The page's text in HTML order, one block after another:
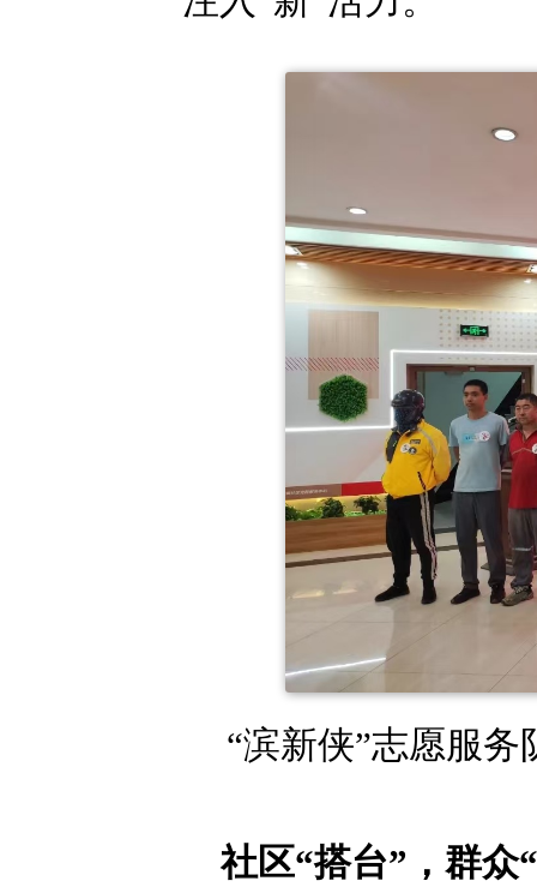
“滨新侠”志愿服
社区“搭台”，群众